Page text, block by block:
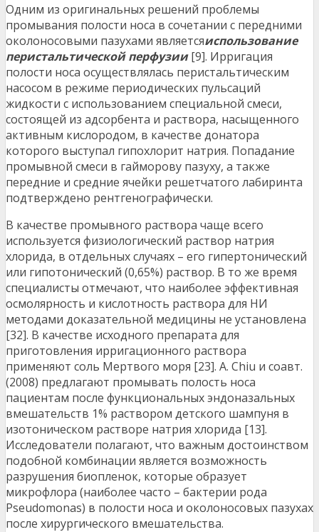
Одним из оригинальных решений проблемы
промывания полости носа в сочетании с передними
околоносовыми пазухами являетсяиспользование
перистальтической перфузии[9]. Ирригация
полости носа осуществлялась перистальтическим
насосом в режиме периодических пульсаций
жидкости с использованием специальной смеси,
состоящей из адсорбента и раствора, насыщенного
активным кислородом, в качестве донатора
которого выступал гипохлорит натрия. Попадание
промывной смеси в гайморову пазуху, а также
передние и средние ячейки решетчатого лабиринта
подтверждено рентгенографически.
В качестве промывного раствора чаще всего
используется физиологический раствор натрия
хлорида, в отдельных случаях – его гипертонический
или гипотонический (0,65%) раствор. В то же время
специалисты отмечают, что наиболее эффективная
осмолярность и кислотность раствора для НИ
методами доказательной медицины не установлена
[32]. В качестве исходного препарата для
приготовления ирригационного раствора
применяют соль Мертвого моря [23]. A. Chiu и соавт.
(2008) предлагают промывать полость носа
пациентам после функциональных эндоназальных
вмешательств 1% раствором детского шампуня в
изотоническом растворе натрия хлорида [13].
Исследователи полагают, что важным достоинством
подобной комбинации является возможность
разрушения биопленок, которые образует
микрофлора (наиболее часто – бактерии рода
Pseudomonas) в полости носа и околоносовых пазухах
после хирургического вмешательства.